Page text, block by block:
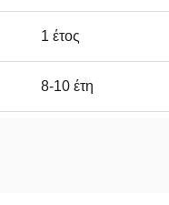
1 έτος
8-10 έτη